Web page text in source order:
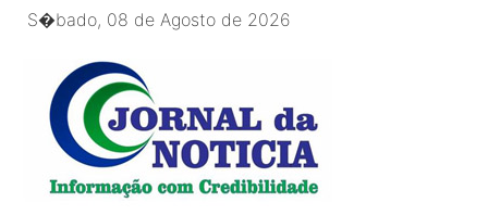
S�bado, 08 de Agosto de 2026